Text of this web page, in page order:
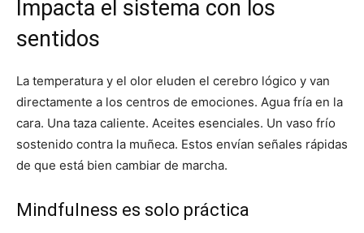
Impacta el sistema con los
sentidos
La temperatura y el olor eluden el cerebro lógico y van
directamente a los centros de emociones. Agua fría en la
cara. Una taza caliente. Aceites esenciales. Un vaso frío
sostenido contra la muñeca. Estos envían señales rápidas
de que está bien cambiar de marcha.
Mindfulness es solo práctica